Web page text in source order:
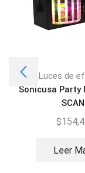
Luces de
Sonicusa Party
SCAN
$
Leer